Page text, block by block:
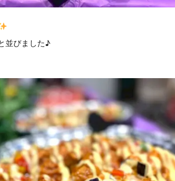
並びました♪